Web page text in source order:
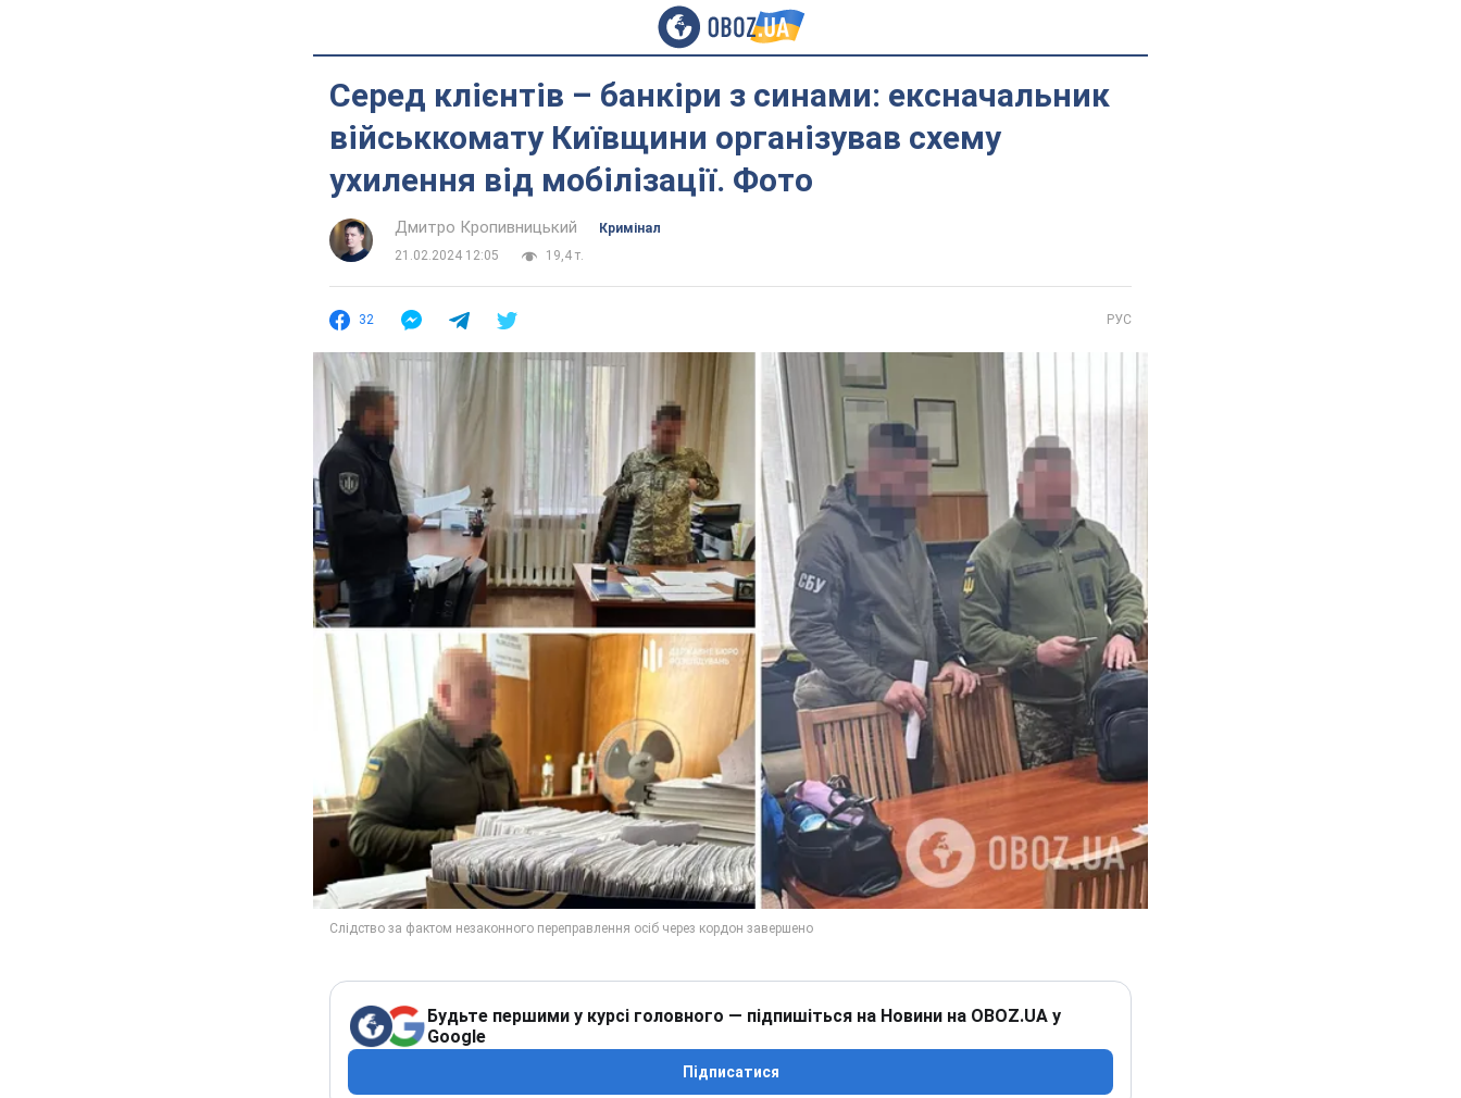
Серед клієнтів – банкіри з синами: ексначальник
військкомату Київщини організував схему
ухилення від мобілізації. Фото
Дмитро Кропивницький
Кримінал
21.02.2024 12:05
19,4 т.
32 РУС
Будьте першими у курсі головного — підпишіться на Новини на OBOZ.UA у
Google
Підписатися